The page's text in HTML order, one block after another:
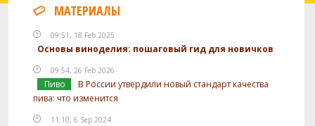
МАТЕРИАЛЫ
09:51, 18 Feb 2025
Основы виноделия: пошаговый гид для новичков
09:54, 26 Feb 2026
Пиво
В России утвердили новый стандарт качества
пива: что изменится
11:10, 6 Sep 2024